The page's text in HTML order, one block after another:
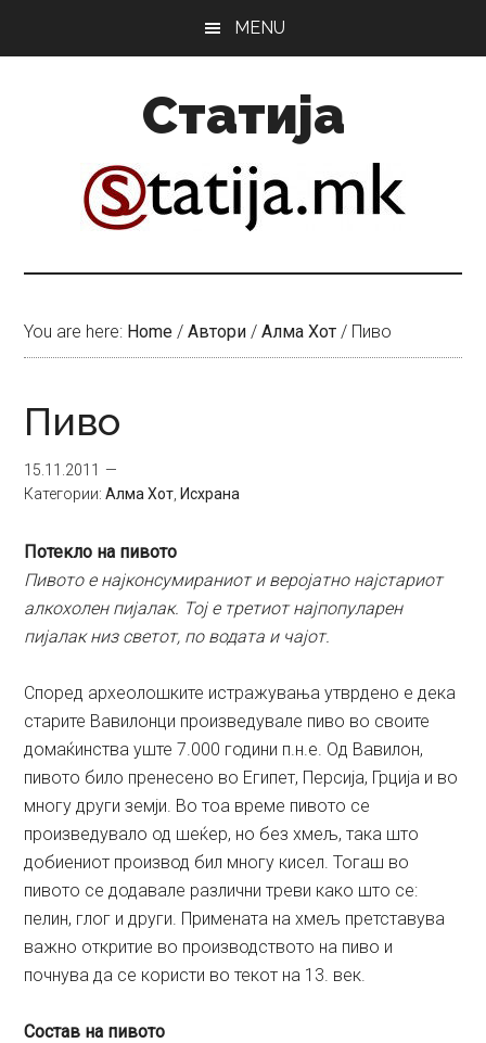
MENU
Статија
You are here: Home / Автори / Алма Хот / Пиво
Пиво
15.11.2011
Категории:Алма Хот Исхрана
Потекло на пивото
Пивото е најконсумираниот и веројатно најстариот
алкохолен пијалак. Тој е третиот најпопуларен
пијалак низ светот, по водата и чајот.
Според археолошките истражувања утврдено е дека
старите Вавилонци произведувале пиво во своите
домаќинства уште 7.000 години п.н.е. Од Вавилон,
пивото било пренесено во Египет, Персија, Грција и во
многу други земји. Во тоа време пивото се
произведувало од шеќер, но без хмељ, така што
добиениот производ бил многу кисел. Тогаш во
пивото се додавале различни треви како што се:
пелин, глог и други. Примената на хмељ претставува
важно откритие во производството на пиво и
почнува да се користи во текот на 13. век.
Состав на пивото